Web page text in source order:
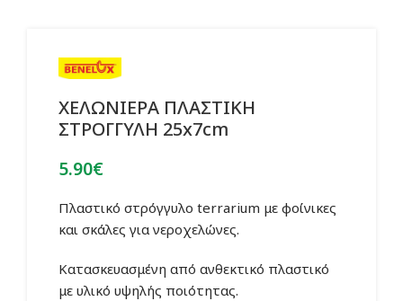
ΧΕΛΩΝΙΕΡΑ ΠΛΑΣΤΙΚΗ
ΣΤΡΟΓΓΥΛΗ 25x7cm
5.90€
Πλαστικό στρόγγυλο terrarium με φοίνικες
και σκάλες για νεροχελώνες.
Κατασκευασμένη από ανθεκτικό πλαστικό
με υλικό υψηλής ποιότητας.